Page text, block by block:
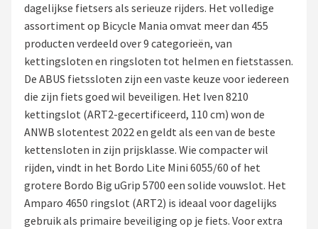
Kinderfietsen
Stadsfietsen
Elektrische fietsen
Mountainbikes
Shop
POPULAIRE MERKEN
Basil
dagelijkse fietsers als serieuze rijders. Het volledige
assortiment op Bicycle Mania omvat meer dan 455
producten verdeeld over 9 categorieën, van
kettingsloten en ringsloten tot helmen en fietstassen.
De ABUS fietssloten zijn een vaste keuze voor iedereen
die zijn fiets goed wil beveiligen. Het Iven 8210
kettingslot (ART2-gecertificeerd, 110 cm) won de
ANWB slotentest 2022 en geldt als een van de beste
kettensloten in zijn prijsklasse. Wie compacter wil
rijden, vindt in het Bordo Lite Mini 6055/60 of het
grotere Bordo Big uGrip 5700 een solide vouwslot. Het
Amparo 4650 ringslot (ART2) is ideaal voor dagelijks
gebruik als primaire beveiliging op je fiets. Voor extra